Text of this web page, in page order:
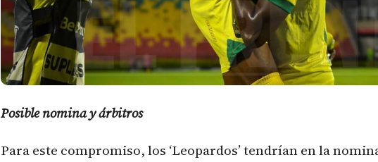
Posible nomina y árbitros
Para este compromiso, los ‘Leopardos’ tendrían en la